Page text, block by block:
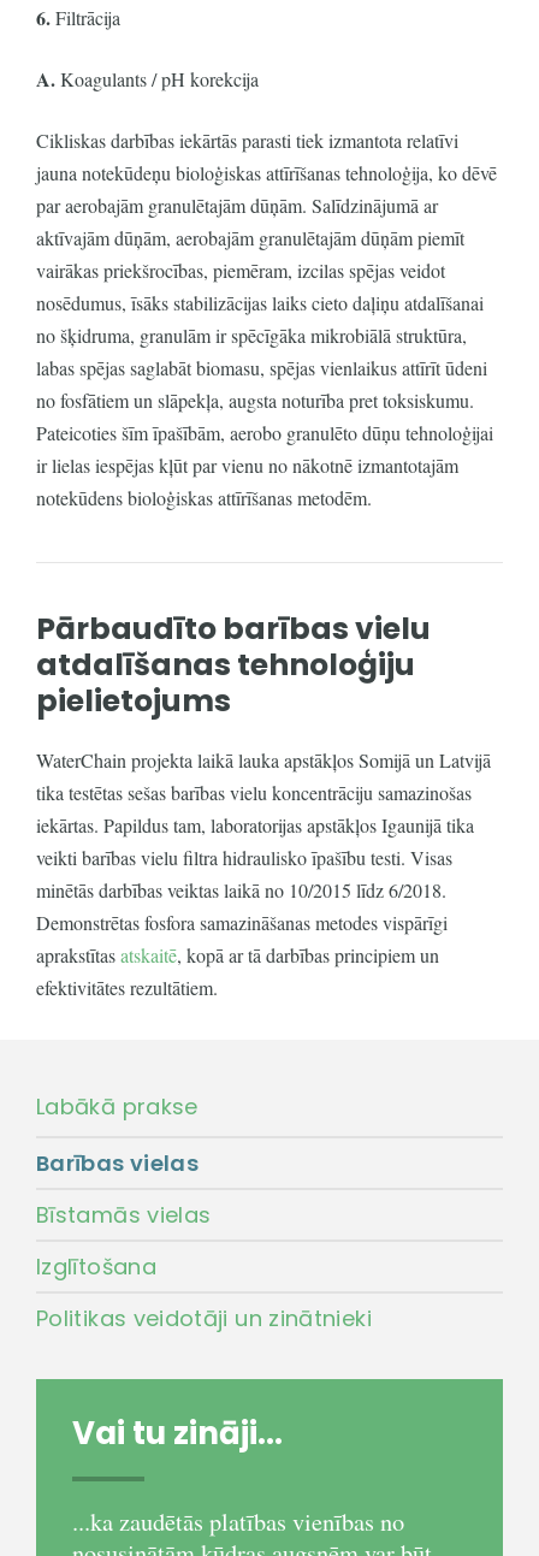
6.Filtrācija
A.Koagulants / pH korekcija
Cikliskas darbības iekārtās parasti tiek izmantota relatīvi
jauna notekūdeņu bioloģiskas attīrīšanas tehnoloģija, ko dēvē
par aerobajām granulētajām dūņām. Salīdzinājumā ar
aktīvajām dūņām, aerobajām granulētajām dūņām piemīt
vairākas priekšrocības, piemēram, izcilas spējas veidot
nosēdumus, īsāks stabilizācijas laiks cieto daļiņu atdalīšanai
no šķidruma, granulām ir spēcīgāka mikrobiālā struktūra,
labas spējas saglabāt biomasu, spējas vienlaikus attīrīt ūdeni
no fosfātiem un slāpekļa, augsta noturība pret toksiskumu.
Pateicoties šīm īpašībām, aerobo granulēto dūņu tehnoloģijai
ir lielas iespējas kļūt par vienu no nākotnē izmantotajām
notekūdens bioloģiskas attīrīšanas metodēm.
Pārbaudīto barības vielu
atdalīšanas tehnoloģiju
pielietojums
WaterChain projekta laikā lauka apstākļos Somijā un Latvijā
tika testētas sešas barības vielu koncentrāciju samazinošas
iekārtas. Papildus tam, laboratorijas apstākļos Igaunijā tika
veikti barības vielu filtra hidraulisko īpašību testi. Visas
minētās darbības veiktas laikā no 10/2015 līdz 6/2018.
Demonstrētas fosfora samazināšanas metodes vispārīgi
aprakstītasatskaitē, kopā ar tā darbības principiem un
efektivitātes rezultātiem.
Labākā prakse
Barības vielas
Bīstamās vielas
Izglītošana
Politikas veidotāji un zinātnieki
Vai tu zināji...
...ka zaudētās platības vienības no